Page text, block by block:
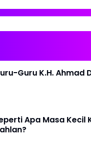
Guru K.H. Ahmad
Apa Masa Kecil